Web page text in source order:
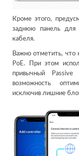
Кроме этого,
заднюю панель для
кабеля.
Важно отметить, что
PoE. При этом
привычный
возможность
исключив лишние